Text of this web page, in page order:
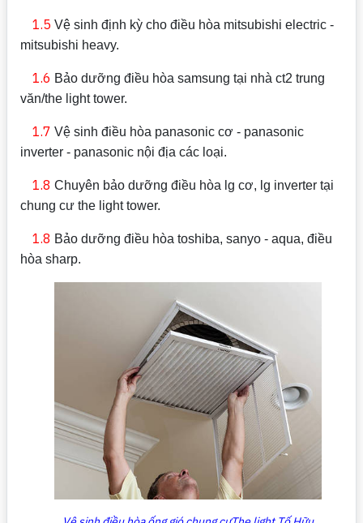
1.5 Vệ sinh định kỳ cho điều hòa mitsubishi electric -
mitsubishi heavy.
1.6 Bảo dưỡng điều hòa samsung tại nhà ct2 trung
văn/the light tower.
1.7 Vệ sinh điều hòa panasonic cơ - panasonic
inverter - panasonic nội địa các loại.
1.8 Chuyên bảo dưỡng điều hòa lg cơ, lg inverter tại
chung cư the light tower.
1.8 Bảo dưỡng điều hòa toshiba, sanyo - aqua, điều
hòa sharp.